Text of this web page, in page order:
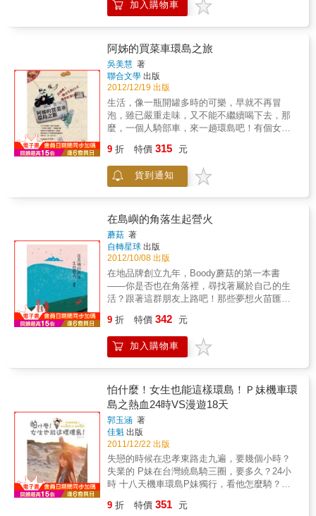
鳳凰花開得正熱烈。在綠的視野中，烘染出四
草的豔美熱情。」 ★西螺‧西螺大橋── 「曾聽
一名老司機轉述那場轟動全台的（西螺大橋）
通車典禮，鑼鼓喧天、萬頭攢動的盛況，人人
歡天喜地，熱鬧如同迓媽祖。&hellip;&hellip;我
佇立在橋邊，看這座有「遠東第一長虹」美稱
的橋梁。鮮紅的漆色，在長期曝曬下，有些地
方已經褪紅泛白。&hellip;&hellip;曾經輝煌烜
赫，對照之下的今日，確實是有點沒落寂寥
了。」 ★烏石鼻‧台東長濱── 「僻遠又清朗。
（烏石鼻港）不同於西南部小漁港的腥黏悶
溽，也迥異於東北角大船大港的繁盛喧擾，這
祕密基地般的天之涯、海之角，鮮有遊人到
訪。在無人的景致中獨行，人跡隔絕，海陸開
闊，身體的感知能力被開啟似地，心情隨眼前
所見搖搖擺擺，悠悠蕩蕩。」 ★綠島‧浮潛──
那觸感極其潔淨，每一步履的起落，都能感覺
到砂石於腳畔挪移唰動，卻沒有沙灘粉石裹滿
腳掌的風塵。近灘海水，遠遠看是一泓綠色寶
石，走近了俯看，卻清澈到可以晃動自己的影
子。遠處一雙人影，蹲下身體，於水石交界
處，細細摩娑腳邊的貝殼砂。像童心未泯的孩
子，睜大眼搜尋貝殼石罅中，神出鬼沒的小蝦
中游得滿地皆是，簡直是無涯際的魚塘。」 ★
阿里山‧日出── 「色澤薄透的清新天幕，是一
望無際的空景，連綿的雲堆積湧動，站在山邊
高處，就能感覺眼前腳下層層疊疊盤升而起的
海，是凝固的浪花捲成棉花一般鬆軟的雲形。
看似不動的圖形，盯著定神細瞧，又好像隱隱
有集體的挪移飄送。」
活與明確設定的未來感到如此地厭倦與迷惘？
或許多數人都已忘懷年少時第一次經歷的徬徨
頸，初發生命的徬徨多麼容易被輕忽略過！女
孩選擇不逃避，而且決定正面迎向「它」，21
歲那年的大三暑假，她展開了人生第一次的出
走。一個人環島，透過採集陌生人的的生命故
事，試圖為自己生命的難題找答案。她遇到歷
經滄桑的建商大哥、魚市裡呼風喚雨的旗魚盤
商、台灣犬的伯樂、公園長椅上閉目養神的老
的客家老人、原住民部落奉獻一生的牧師、燒
餅鋪的老闆、夜市裡賣雞蛋糕的年輕女生……
旅途中，25個你我身邊再平凡不過的小人物生
享中，陷入谷底的女孩窺看到可能迎向未來的
曙光，而一部青春視野的島嶼浮世繪也於焉誕
生。
書《愛吃鬼的祕徑：李昂帶路的美食奇妙之
可以從很小的事情開始。★ 李昂繼暢銷書《愛
吃鬼的華麗冒險》，不藏私的公開熟女生活，
如何勇敢出走世界、追求夢想的環球歷程，鼓
動了你我的冒險因子。新書《愛吃鬼的祕徑：
李昂帶路的美食奇妙之旅》，她回到家鄉台
灣，再次全不保留的公開最愛的美食餐廳，以
及東部「居遊」的探險歷程。在人人都是部落
客，隨處都是「讚」的公信被質疑的網路世
界，作為資深「愛吃鬼」的熟女，一切掛保
歡樂出遊大推薦！★ 李昂，旅遊秘笈大公開：
◎ 我旅行時有個著名的口號：「四處找朋友
玩。」雖然，不見得每個人都有認識在地的朋
文史工作室、產銷班，這一類的機構通常會有
常駐的人員，也會與一般旅客互動，與這些人
交往朋友，能與地方有更深度的結合，不再只
是走馬看花似的觀光。◎ 我的國外旅遊具有計
劃性，比如為了美食，餐廳一定都要訂好。◎
我願意參加旅遊團，是特別企劃的團，比如要
看博物館，目標明確，參加團少去了訂票找路
可以漫無目的，慢慢、自在地。◎ 「居遊」的
觀念：以一個個地方為中心點，住下來，再放
射性的前往四面八方去遊玩。台灣尤其適合！
海菜」，比上海原味更值得一試？平價就能吃
到頂級大閘蟹，甚至吃到飽？李昂的心境︰步
入中年後，逐漸地知道自己不是那麼行、那麼
重要，一個微小的作家真的能力有限，不是呼
風喚雨的小說中的主宰者，要小說中的人物生
就生、死就死。開始從自身的渺小看到「謙
虛」、「謙卑」，我相信，是這樣的心態，終
使我能在小小盆栽上，看到了「微觀」能帶來
的生命的體悟。親愛的讀者朋友，你願不願意
和我一樣，放下一定要看「世界奇觀」、「大
加入購物車
阿姊的買菜車環島之旅
吳美慧 著
聯合文學 出版
2012/12/19 出版
生活，像一瓶開罐多時的可樂，早就不再冒
泡，雖已嚴重走味，又不能不繼續喝下去，那
麼，一個人騎部車，來一趟環島吧！有個女
逛，前後走了五十個國家。這個女子，芳齡雖
已走至「歐巴桑」級，卻穿著一身像要去市場
買菜的簡單衣衫，騎著一台速克達，車前掛著
圈。她，從不認為「女的有何障礙」、「年齡
有何問題」，一個人在陌生的異地裡，寫下屬
於自己的旅行故事。她不只是不老女騎士，更
在勇敢追夢的旅程中，分享這個生養我們的島
嶼上動人的生命故事：暮色中，坐在山村農家
大樹下，等待著從未謀面的莊子從山上採芒果
歸來，感受與素昧平生之人相知相識的美好；
以一封鎖在檜木箱的航空信，掀開母子三人一
同出家的小佛寺中被記憶與時空凍結的哀傷往
緊緊圈在懷裡，傳達這塊土地的女兒，對生養
自己的台灣母親，一份強烈的愛戀與感謝。如
果你發現自己事業受阻，愛情打烊，夢想無一
實現，生命的熱情與日俱失，何不騎上機車、
踏上征途？相信每個人，都會在這條面對孤
獨、擁抱島嶼的路上留下屬於自己的一段精采
人生。
9 折 特價 315 元
貨到通知
在島嶼的角落生起營火
蘑菇 著
自轉星球 出版
2012/10/08 出版
在地品牌創立九年，Boody蘑菇的第一本書
——你是否也在角落裡，尋找著屬於自己的生
活？跟著這群朋友上路吧！那些夢想火苗匯集
十位蘑菇導遊、九個大陸文青、台灣各領域創
意生活實踐者熱血領隊×跨海考察×在地見證=
蘑菇限定環台路線大公開！這段旅程，將改變
作者，相遇在台灣島。一趟為期九天的旅程，
讓這群「非典型陸客」見識到了一個「非典型
台灣」。蘑菇團隊策畫帶路，藉由截然不同的
政治文化背景下長成的中國的藝文工作者的體
驗，示範了另一種生活方式的可能性。無論對
本地或外地讀者而言，都令人心生嚮往。這是
一趟他者在自己家園裡的流浪，既親切，又疏
離，透過十名中國創作者那多重濾鏡下的奇特
視角，整個過程就像一部八零年代的公路電
影，開始之前沒有人知道這趟旅程將如何改變
9 折 特價 342 元
加入購物車
怕什麼！女生也能這樣環島！Ｐ妹機車環
島之熱血24時VS漫遊18天
郭玉涵 著
佳魁 出版
2011/12/22 出版
失戀的時候在忠孝東路走九遍，要幾個小時？
失業的 P妹在台灣繞島騎三圈，要多久？24小
時 十八天機車環島P妹獨行，看他怎麼騎？誰
艷，贏得如雷掌聲不同的氣候、不同的感受幾
9 折 特價 351 元